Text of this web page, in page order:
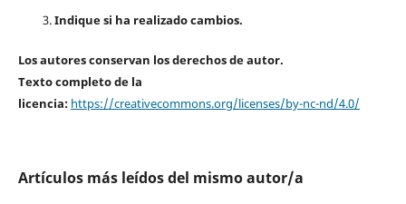
Indique si ha realizado cambios.
Los autores conservan los derechos de autor.
Texto completo de la
licencia: https://creativecommons.org/licenses/by-nc-nd/4.0/
Artículos más leídos del mismo autor/a